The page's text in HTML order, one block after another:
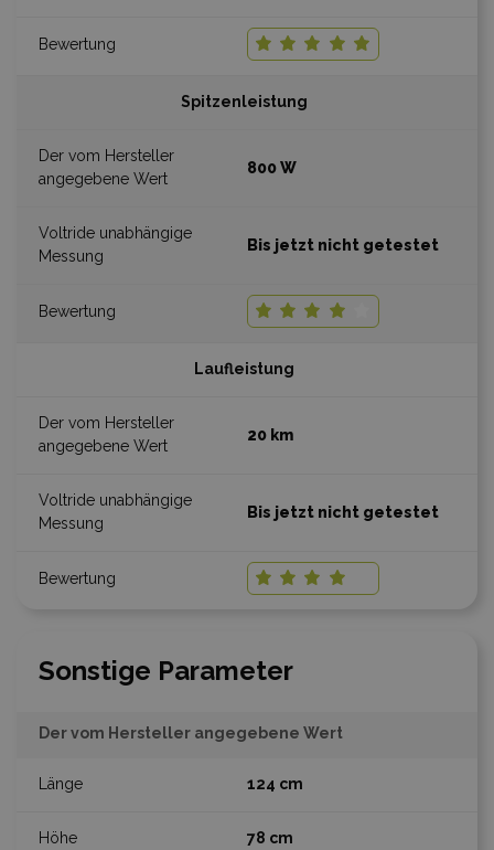
Spitzenleistung
800 W
Bis jetzt nicht getestet
Laufleistung
20 km
Bis jetzt nicht getestet
Sonstige Parameter
Der vom Hersteller angegebene Wert
124 cm
78 cm